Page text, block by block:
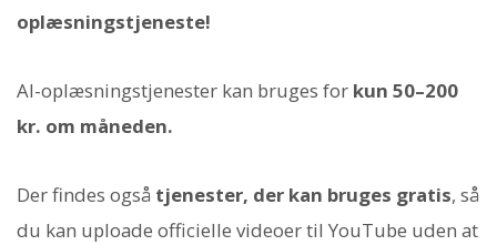
oplæsningstjeneste!
AI-oplæsningstjenester kan bruges for kun 50–200
kr. om måneden.
Der findes også tjenester, der kan bruges gratis, så
du kan uploade officielle videoer til YouTube uden at